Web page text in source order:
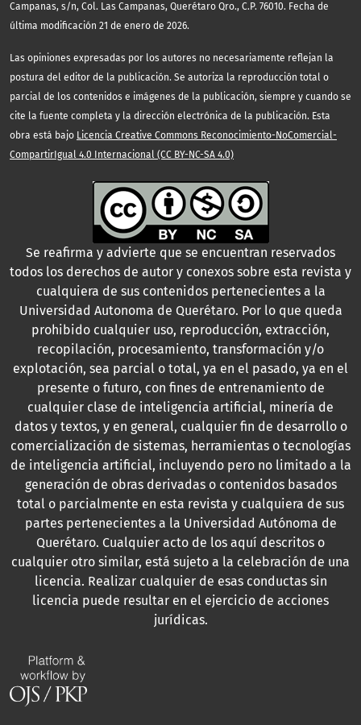
Campanas, s/n, Col. Las Campanas, Querétaro Qro., C.P. 76010. Fecha de
última modificación 21 de enero de 2026.
Las opiniones expresadas por los autores no necesariamente reflejan la
postura del editor de la publicación. Se autoriza la reproducción total o
parcial de los contenidos e imágenes de la publicación, siempre y cuando se
cite la fuente completa y la dirección electrónica de la publicación. Esta
obra está bajo Licencia Creative Commons Reconocimiento-NoComercial-
CompartirIgual 4.0 Internacional (CC BY-NC-SA 4.0)
Se reafirma y advierte que se encuentran reservados
todos los derechos de autor y conexos sobre esta revista y
cualquiera de sus contenidos pertenecientes a la
Universidad Autonoma de Querétaro. Por lo que queda
prohibido cualquier uso, reproducción, extracción,
recopilación, procesamiento, transformación y/o
explotación, sea parcial o total, ya en el pasado, ya en el
presente o futuro, con fines de entrenamiento de
cualquier clase de inteligencia artificial, minería de
datos y textos, y en general, cualquier fin de desarrollo o
comercialización de sistemas, herramientas o tecnologías
de inteligencia artificial, incluyendo pero no limitado a la
generación de obras derivadas o contenidos basados
total o parcialmente en esta revista y cualquiera de sus
partes pertenecientes a la Universidad Autónoma de
Querétaro. Cualquier acto de los aquí descritos o
cualquier otro similar, está sujeto a la celebración de una
licencia. Realizar cualquier de esas conductas sin
licencia puede resultar en el ejercicio de acciones
jurídicas.